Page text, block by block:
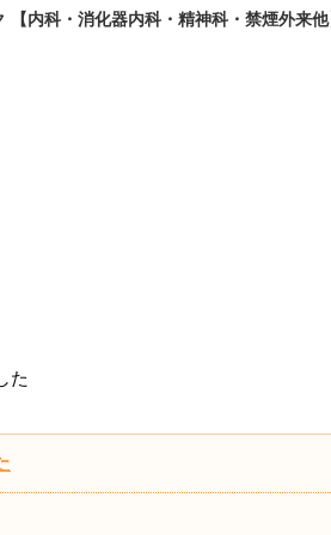
内科・消化器内科・精神科・禁煙外来他
た